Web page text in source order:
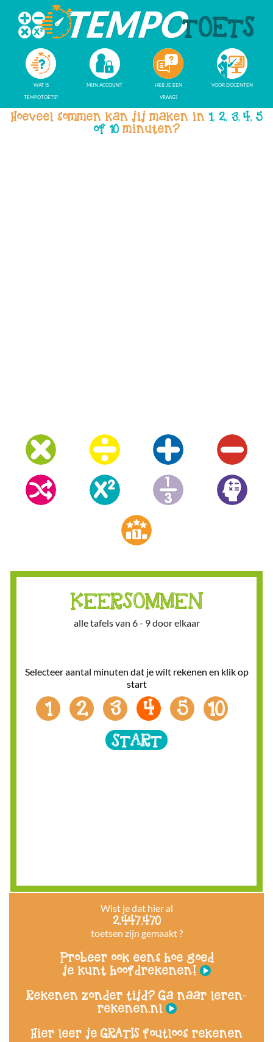
WAT IS
TEMPOTOETS?
MIJN ACCOUNT
HEB JE EEN
VRAAG?
VOOR DOCENTEN
Hoeveel sommen kan jij maken in 1, 2, 3, 4, 5
of 10 minuten?
Wist je dat hier al
2.447.470
toetsen zijn gemaakt ?
Probeer ook eens hoe goed
je kunt hoofdrekenen!
Rekenen zonder tijd? Ga naar leren-
rekenen.nl
Hier leer je GRATIS foutloos rekenen
KEERSOMMEN
alle tafels van 6 - 9 door elkaar